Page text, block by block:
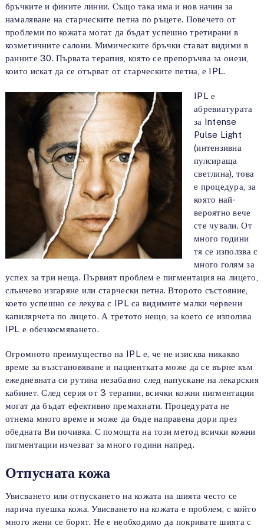
бръчките и фините линии. Също така има и нов начин за
намаляване на старческите петна по ръцете. Повечето от
проблеми по кожата могат да бъдат успешно третирани в
козметичните салони. Мимическите бръчки стават видими в
ранните 30. Първата терапия, която се препоръчва за онези,
които искат да се отърват от старческите петна, е IPL.
IPL е
абревиатурата
за Intense
Pulse Light
(интензивна
пулсираща
светлина), това
е процедура, за
която най-
вероятно вече
сте чували. От
много години
тя се използва с
много голям за
успех за три неща. Първият проблем е пигментация на лицето,
слънчево изгаряне или старчески петна. Второто състояние,
което успешно се лекува с IPL са видимите малки червени
капилярчета по лицето. А третото нещо, за което се използва
IPL е обезкосмяването.
Огромното преимущество на IPL е, че не изисква никакво
време за възстановяване и пациентката може да се върне към
ежедневната си рутина незабавно след напускане на лекарския
кабинет. След серия от 3 терапии, всички кожни пигментации
могат да бъдат ефективно премахнати. Процедурата не
отнема много време и може да бъде направена дори през
обедната Ви почивка. С помощта на този метод всички кожни
пигментации изчезват за много години напред.
Отпусната кожа
Увисването или отпускането на кожата на шията често се
нарича пуешка кожа. Увисването на кожата е проблем, с който
много жени се борят. Не е необходимо да покривате шията с